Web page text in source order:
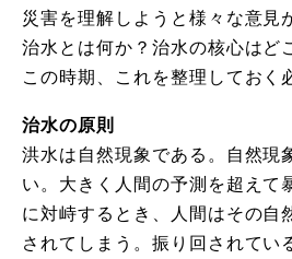
災害を理解しようと様々な意見
治水とは何か？治水の核心はど
この時期、これを整理しておく
治水の原則
洪水は自然現象である。自然現
い。大きく人間の予測を超えて
に対峙するとき、人間はその自
されてしまう。振り回されてい